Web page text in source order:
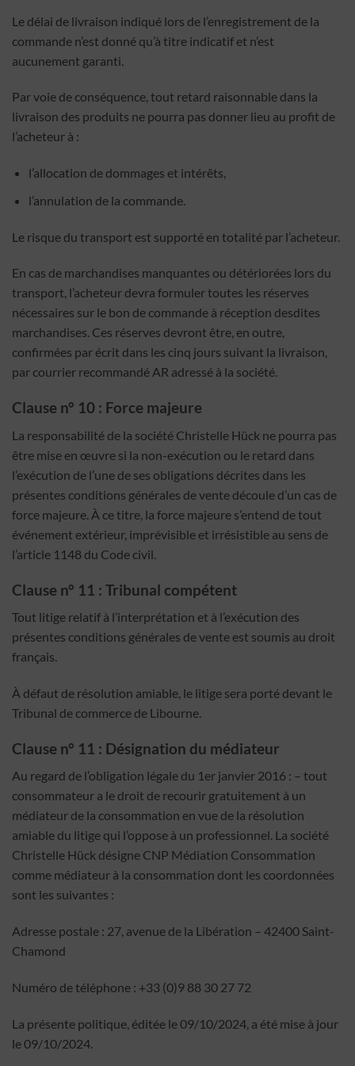
Le délai de livraison indiqué lors de l’enregistrement de la
commande n’est donné qu’à titre indicatif et n’est
aucunement garanti.
Par voie de conséquence, tout retard raisonnable dans la
livraison des produits ne pourra pas donner lieu au profit de
l’acheteur à :
l’allocation de dommages et intérêts,
l’annulation de la commande.
Le risque du transport est supporté en totalité par l’acheteur.
En cas de marchandises manquantes ou détériorées lors du
transport, l’acheteur devra formuler toutes les réserves
nécessaires sur le bon de commande à réception desdites
marchandises. Ces réserves devront être, en outre,
confirmées par écrit dans les cinq jours suivant la livraison,
par courrier recommandé AR adressé à la société.
Clause n° 10 : Force majeure
La responsabilité de la société Christelle Hück ne pourra pas
être mise en œuvre si la non-exécution ou le retard dans
l’exécution de l’une de ses obligations décrites dans les
présentes conditions générales de vente découle d’un cas de
force majeure. À ce titre, la force majeure s’entend de tout
événement extérieur, imprévisible et irrésistible au sens de
l’article 1148 du Code civil.
Clause n° 11 : Tribunal compétent
Tout litige relatif à l’interprétation et à l’exécution des
présentes conditions générales de vente est soumis au droit
français.
À défaut de résolution amiable, le litige sera porté devant le
Tribunal de commerce de Libourne.
Clause n° 11 : Désignation du médiateur
Au regard de l’obligation légale du 1er janvier 2016 : – tout
consommateur a le droit de recourir gratuitement à un
médiateur de la consommation en vue de la résolution
amiable du litige qui l’oppose à un professionnel. La société
Christelle Hück désigne CNP Médiation Consommation
comme médiateur à la consommation dont les coordonnées
sont les suivantes :
Adresse postale : 27, avenue de la Libération – 42400 Saint-
Chamond
Numéro de téléphone : +33 (0)9 88 30 27 72
La présente politique, éditée le 09/10/2024, a été mise à jour
le 09/10/2024.